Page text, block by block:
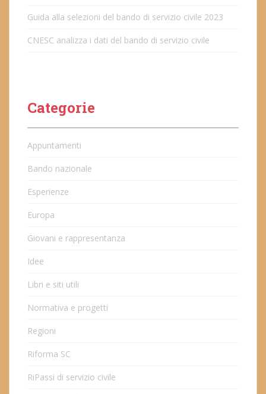
Guida alla selezioni del bando di servizio civile 2023
CNESC analizza i dati del bando di servizio civile
Categorie
Appuntamenti
Bando nazionale
Esperienze
Europa
Giovani e rappresentanza
Idee
Libri e siti utili
Normativa e progetti
Regioni
Riforma SC
RiPassi di servizio civile